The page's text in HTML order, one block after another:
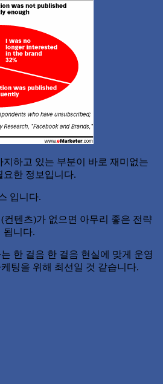
하고 있는 부분이 바로 재미없는
요한 정보입니다.
입니다.
컨텐츠)가 없으면 아무리 좋은 전략
됩니다.
한 걸음 한 걸음 현실에 맞게 운영
팅을 위해 최선일 것 같습니다.